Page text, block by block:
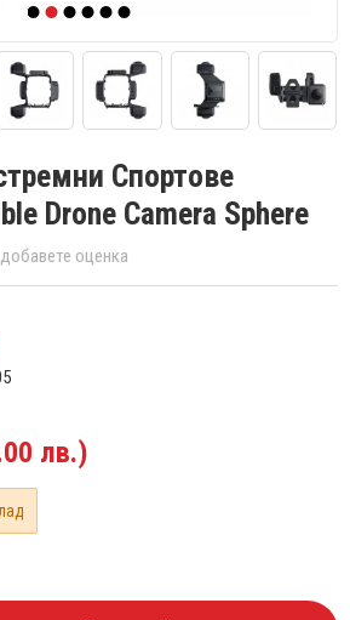
Спортове
Drone Camera Sphere
добавете оценка
лв.)